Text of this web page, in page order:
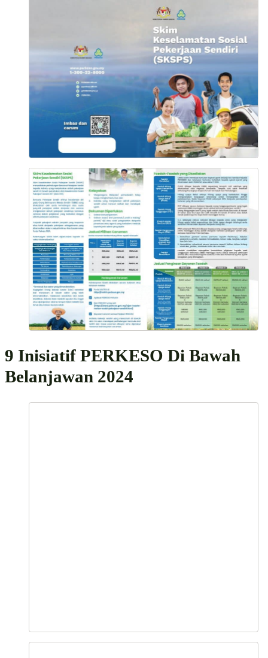
9 Inisiatif PERKESO Di Bawah
Belanjawan 2024